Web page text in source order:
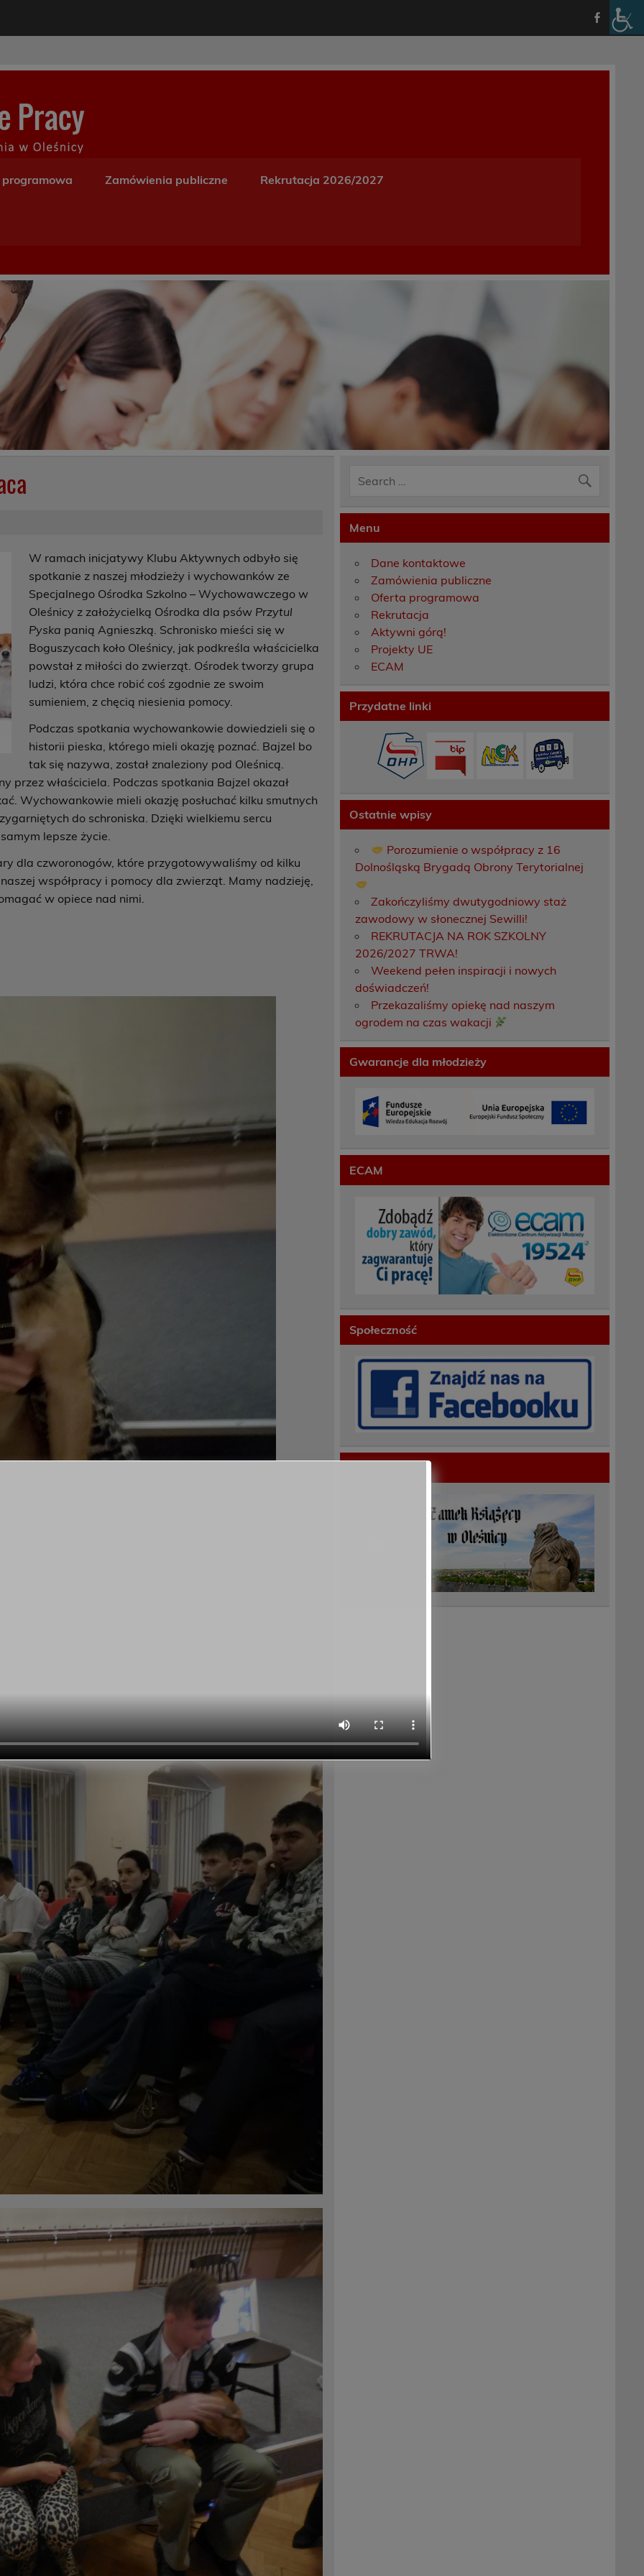
Zamówienia publiczne Rekrutacja 2026/2027
W ramach inicjatywy Klubu Aktywnych odbyło się
spotkanie z naszej młodzieży i wychowanków ze
Specjalnego Ośrodka Szkolno – Wychowawczego w
Oleśnicy z założycielką Ośrodka dla psów Przytul
Pyska panią Agnieszką. Schronisko mieści się w
Boguszycach koło Oleśnicy, jak podkreśla właścicielka
powstał z miłości do zwierząt. Ośrodek tworzy grupa
ludzi, która chce robić coś zgodnie ze swoim
sumieniem, z chęcią niesienia pomocy.
Podczas spotkania wychowankowie dowiedzieli się o
historii pieska, którego mieli okazję poznać. Bajzel bo
tak się nazywa, został znaleziony pod Oleśnicą.
przez właściciela. Podczas spotkania Bajzel okazał
Wychowankowie mieli okazję posłuchać kilku smutnych
do schroniska. Dzięki wielkiemu sercu
lepsze życie.
dla czworonogów, które przygotowywaliśmy od kilku
współpracy i pomocy dla zwierząt. Mamy nadzieję,
w opiece nad nimi.
Menu
Dane kontaktowe
Zamówienia publiczne
Oferta programowa
Rekrutacja
Aktywni górą!
Projekty UE
ECAM
Przydatne linki
Ostatnie wpisy
Porozumienie o współpracy z 16
Dolnośląską Brygadą Obrony Terytorialnej
Zakończyliśmy dwutygodniowy staż
zawodowy w słonecznej Sewilli!
REKRUTACJA NA ROK SZKOLNY
2026/2027 TRWA!
Weekend pełen inspiracji i nowych
doświadczeń!
Przekazaliśmy opiekę nad naszym
ogrodem na czas wakacji
Gwarancje dla młodzieży
ECAM
Społeczność